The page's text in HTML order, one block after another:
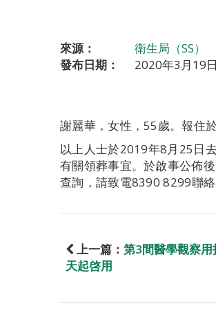
來源：
衛生局（SS）
發布日期：
2020年3月19
謝麗華，女性，55歲。報住
以上人士於2019年8月25日
有關領葬事宜。於啟事公佈
查詢，請致電8390 8299聯絡
上一篇： 第3間醫學觀察
天起啓用